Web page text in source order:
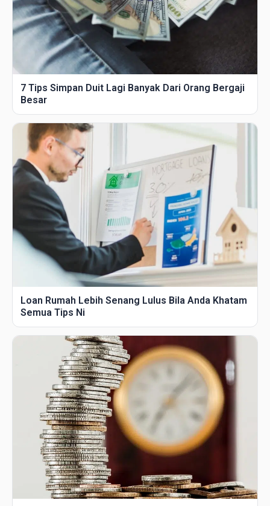
7 Tips Simpan Duit Lagi Banyak Dari Orang Bergaji
Besar
Loan Rumah Lebih Senang Lulus Bila Anda Khatam
Semua Tips Ni